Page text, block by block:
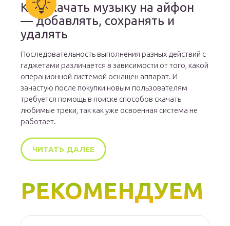
Как скачать музыку на айфон
— добавлять, сохранять и
удалять
Последовательность выполнения разных действий с
гаджетами различается в зависимости от того, какой
операционной системой оснащен аппарат. И
зачастую после покупки новым пользователям
требуется помощь в поиске способов скачать
любимые треки, так как уже освоенная система не
работает.
ЧИТАТЬ ДАЛЕЕ
РЕКОМЕНДУЕМ